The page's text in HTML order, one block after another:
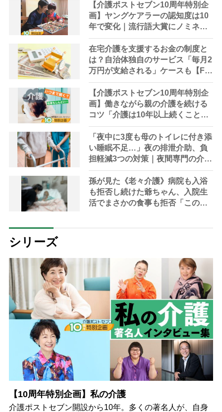
【介護ポストセブン10周年特別企
画】ヤングケアラーの認知度は10
年で変化｜流行語大賞にノミネー
ト、法律にも明記されたが果たし
て現在は？
在宅介護を支援するお金の制度と
は？自治体独自のサービス「毎月2
万円が支給される」ケースも【FP
解説】
【介護ポストセブン10周年特別企
画】働きながら親の介護を続ける
コツ「介護は10年以上続くこと
も…3つのフェーズに分けて考えて
みよう」【社会福祉士解説】
「夜中に3度も母のトイレに付き添
い睡眠不足…」夜の排泄介助、負
担軽減3つの対策｜夜間専門の介護
対策やレスパイトケアなどケアマ
ネに相談を
孫が見た《老々介護》病院も入浴
も拒否し続けた爺ちゃん、入院生
活でまさかの食事も拒否「この先
シリーズ
【10周年特別企画】私の介護
介護ポストセブン開設から10年。多くの著名人が、自身